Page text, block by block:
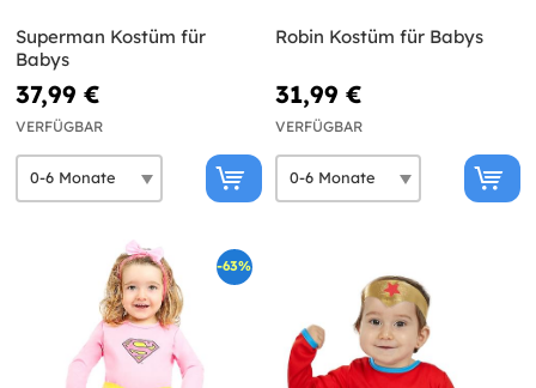
Superman Kostüm für
Babys
37,99 €
VERFÜGBAR
Robin Kostüm für Babys
31,99 €
VERFÜGBAR
-63%